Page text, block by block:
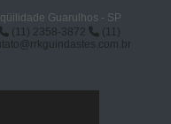
Guarulhos - SP
(11) 2358-3872
(11)